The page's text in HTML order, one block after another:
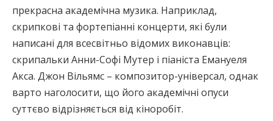
прекрасна академічна музика. Наприклад,
скрипкові та фортепіанні концерти, які були
написані для всесвітньо відомих виконавців:
скрипальки Анни-Софі Мутер і піаніста Емануеля
Акса. Джон Вільямс – композитор-універсал, однак
варто наголосити, що його академічні опуси
суттєво відрізняється від кіноробіт.